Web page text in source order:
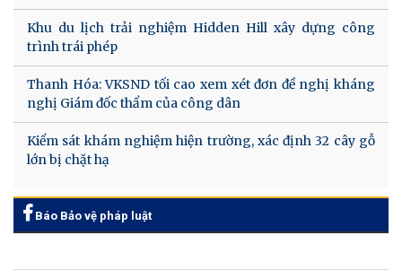
Khu du lịch trải nghiệm Hidden Hill xây dựng công
trình trái phép
Thanh Hóa: VKSND tối cao xem xét đơn đề nghị kháng
nghị Giám đốc thẩm của công dân
Kiểm sát khám nghiệm hiện trường, xác định 32 cây gỗ
lớn bị chặt hạ
Báo Bảo vệ pháp luật